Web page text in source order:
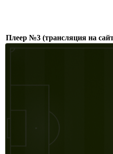
Плеер №3 (трансляция на